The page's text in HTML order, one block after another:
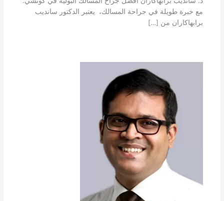
مع خبرة طويلة في جراحة المسالك، يعتبر الدكتور سانديب
برابهاكاران من […]